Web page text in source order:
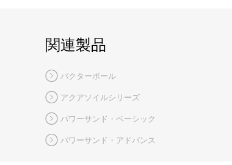
関連製品
バクターボール
アクアソイルシリーズ
パワーサンド・ベーシック
パワーサンド・アドバンス